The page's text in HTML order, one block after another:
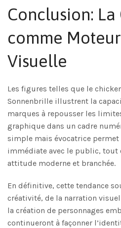
Conclusion:
comme
Visuelle
Les figures telles que le
Sonnenbrille illustrent la
marques à repousser les
graphique dans un cadre
simple mais évocatrice permet
immédiate avec le public, tout
attitude moderne et branchée.
En définitive, cette tendance
créativité, de la narration
la création de personnages
continueront à façonner